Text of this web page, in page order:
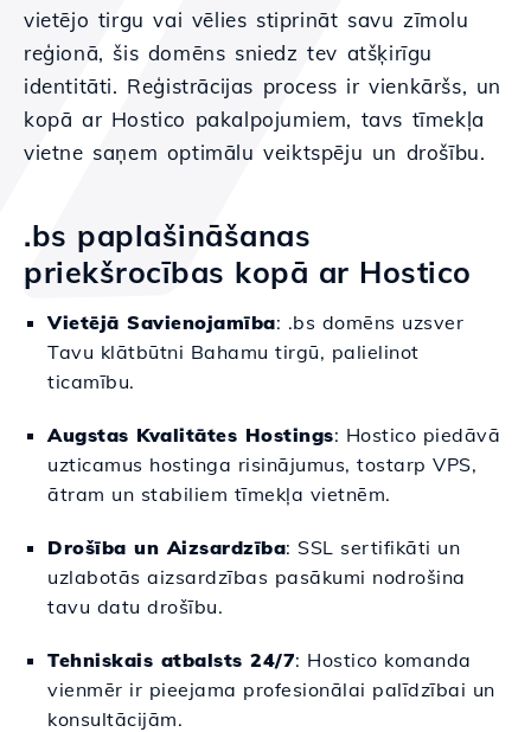
vietējo tirgu vai vēlies stiprināt savu zīmolu
reģionā, šis domēns sniedz tev atšķirīgu
identitāti. Reģistrācijas process ir vienkāršs, un
kopā ar Hostico pakalpojumiem, tavs tīmekļa
vietne saņem optimālu veiktspēju un drošību.
.bs paplašināšanas
priekšrocības kopā ar Hostico
Vietējā Savienojamība: .bs domēns uzsver
Tavu klātbūtni Bahamu tirgū, palielinot
ticamību.
Augstas Kvalitātes Hostings: Hostico piedāvā
uzticamus hostinga risinājumus, tostarp VPS,
ātram un stabiliem tīmekļa vietnēm.
Drošība un Aizsardzība: SSL sertifikāti un
uzlabotās aizsardzības pasākumi nodrošina
tavu datu drošību.
Tehniskais atbalsts 24/7: Hostico komanda
vienmēr ir pieejama profesionālai palīdzībai un
konsultācijām.